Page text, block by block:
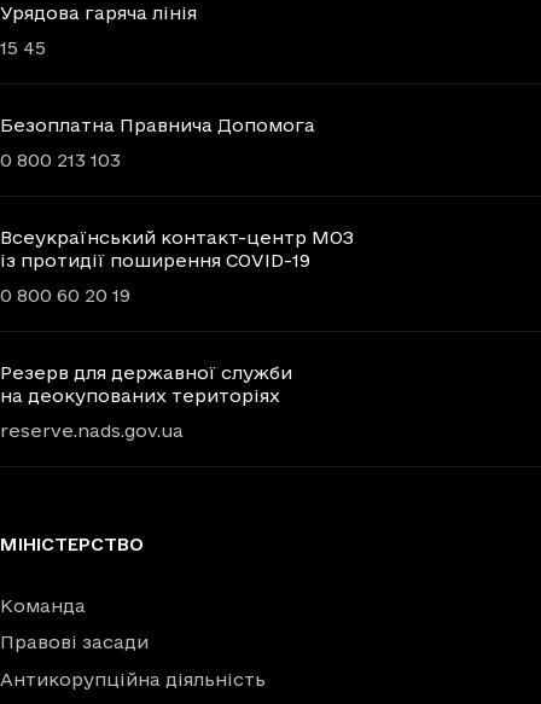
Урядова гаряча лінія
15 45
Безоплатна Правнича Допомога
0 800 213 103
Всеукраїнський контакт-центр МОЗ
із протидії поширення COVID-19
0 800 60 20 19
Резерв для державної служби
на деокупованих територіях
reserve.nads.gov.ua
МІНІСТЕРСТВО
Команда
Правові засади
Антикорупційна діяльність